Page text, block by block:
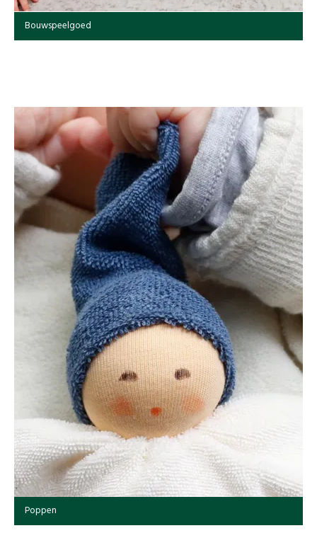
Bouwspeelgoed
Poppen